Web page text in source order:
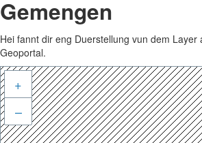
Gemengen
Hei fannt dir eng Duerstellung vun dem
Geoportal.
+
–